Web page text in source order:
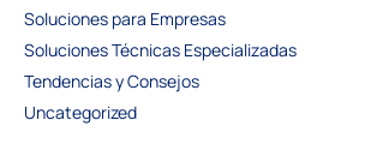
Soluciones para Empresas
Soluciones Técnicas Especializadas
Tendencias y Consejos
Uncategorized